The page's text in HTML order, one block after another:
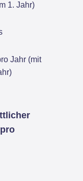
1. Jahr)
Jahr (mit